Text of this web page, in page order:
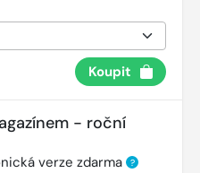
Koupit
- roční
verze zdarma ?